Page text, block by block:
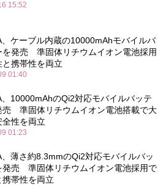
15:52
ケーブル内蔵の10000mAhモバイルバ
を発売 準固体リチウムイオン電池採用
と携帯性を両立
01:40
10000mAhのQi2対応モバイルバッテ
売 準固体リチウムイオン電池搭載で大
性を両立
01:23
薄さ約8.3mmのQi2対応モバイルバッ
発売 準固体リチウムイオン電池採用で
携帯性を両立